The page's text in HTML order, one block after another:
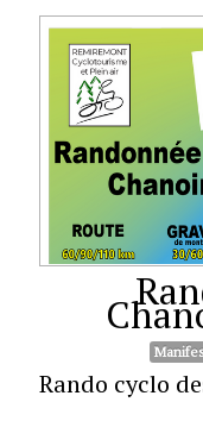
Rando cyclo